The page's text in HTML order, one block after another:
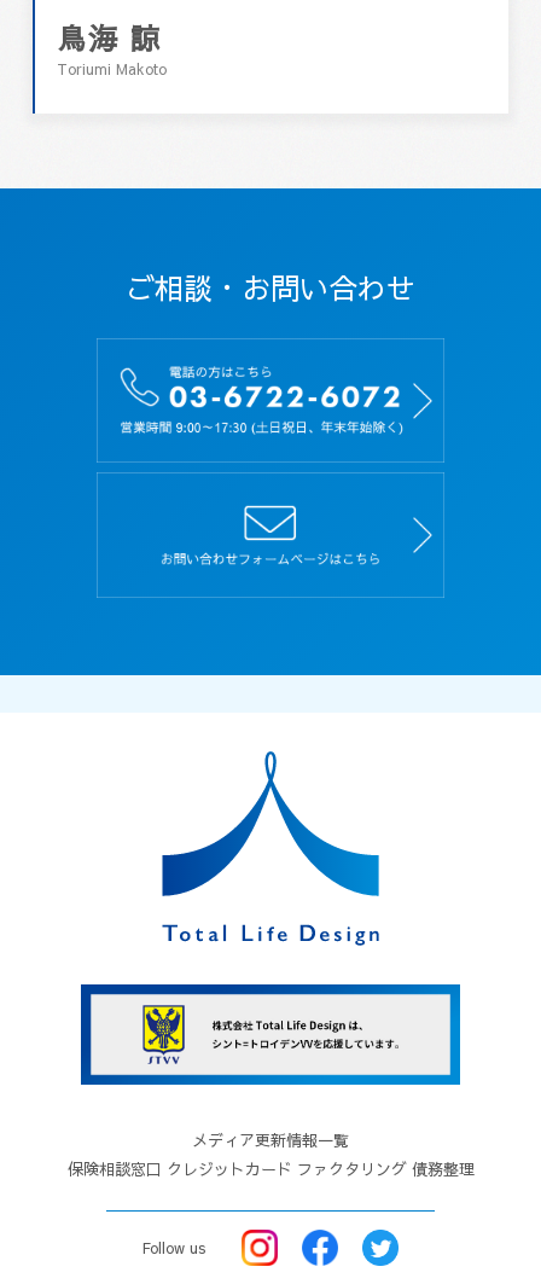
鳥海 諒
Toriumi Makoto
ご相談・お問い合わせ
メディア更新情報一覧
保険相談窓口 クレジットカード ファクタリング 債務整理
Follow us